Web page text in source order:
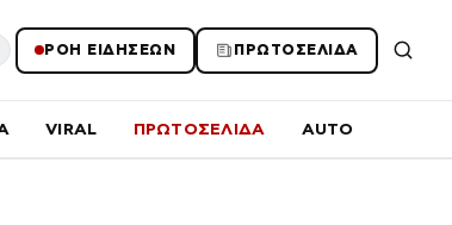
ΡΟΗ ΕΙΔΗΣΕΩΝ ΠΡΩΤΟΣΕΛΙΔΑ
VIRAL ΠΡΩΤΟΣΕΛΙΔΑ AUTO